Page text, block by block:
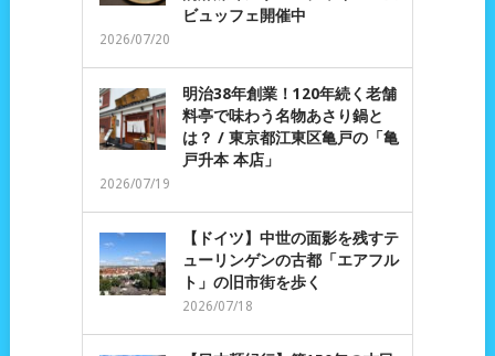
ビュッフェ開催中
2026/07/20
明治38年創業！120年続く老舗
料亭で味わう名物あさり鍋と
は？ / 東京都江東区亀戸の「亀
戸升本 本店」
2026/07/19
【ドイツ】中世の面影を残すテ
ューリンゲンの古都「エアフル
ト」の旧市街を歩く
2026/07/18